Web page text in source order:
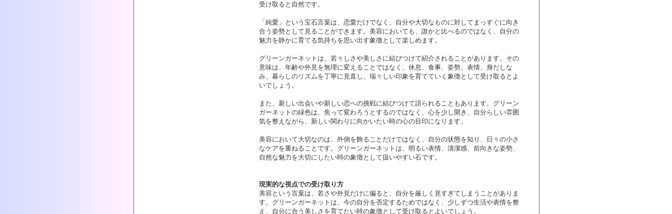
受け取ると自然です。
「純愛」という宝石言葉は、恋愛だけでなく、自分や大切なものに対してまっすぐに向き
合う姿勢として見ることができます。美容においても、誰かと比べるのではなく、自分の
魅力を静かに育てる気持ちを思い出す象徴として楽しめます。
グリーンガーネットは、若々しさや美しさに結びつけて紹介されることがあります。その
意味は、年齢や外見を無理に変えることではなく、休息、食事、姿勢、表情、身だしな
み、暮らしのリズムを丁寧に見直し、瑞々しい印象を育てていく象徴として受け取るとよ
いでしょう。
また、新しい出会いや新しい恋への挑戦に結びつけて語られることもあります。グリーン
ガーネットの緑色は、焦って変わろうとするのではなく、心を少し開き、自分らしい雰囲
気を整えながら、新しい関わりに向かいたい時の心の目印になります。
美容において大切なのは、外側を飾ることだけではなく、自分の状態を知り、日々の小さ
なケアを重ねることです。グリーンガーネットは、明るい表情、清潔感、前向きな姿勢、
自然な魅力を大切にしたい時の象徴として扱いやすい石です。
現実的な視点での受け取り方
美容という言葉は、若さや外見だけに偏ると、自分を厳しく見すぎてしまうことがありま
す。グリーンガーネットは、今の自分を否定するためではなく、少しずつ生活や表情を整
え、自分に合う美しさを育てたい時の象徴として受け取るとよいでしょう。